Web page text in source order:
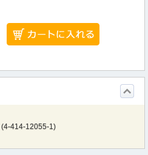
(4-414-12055-1)